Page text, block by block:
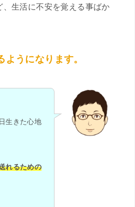
生活に不安を覚える事ばか
うになります。
生きた心地
れるための